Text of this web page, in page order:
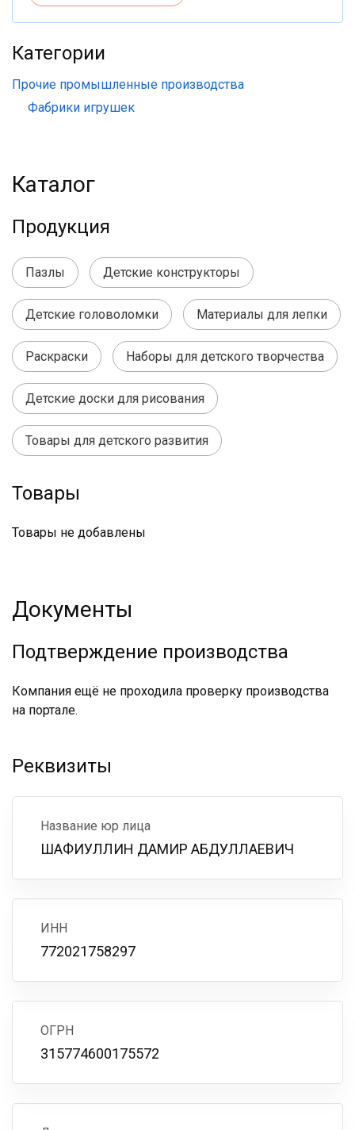
Категории
Прочие промышленные производства
Фабрики игрушек
Каталог
Продукция
Пазлы Детские конструкторы
Детские головоломки Материалы для лепки
Раскраски Наборы для детского творчества
Детские доски для рисования
Товары для детского развития
Товары
Товары не добавлены
Документы
Подтверждение производства
Компания ещё не проходила проверку производства
на портале.
Реквизиты
Название юр лица
ШАФИУЛЛИН ДАМИР АБДУЛЛАЕВИЧ
ИНН
772021758297
ОГРН
315774600175572